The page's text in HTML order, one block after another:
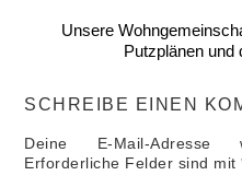
Unsere
Putzplänen und
SCHREIBE EINEN
Deine E-Mail-Adresse
Erforderliche Felder sind mit